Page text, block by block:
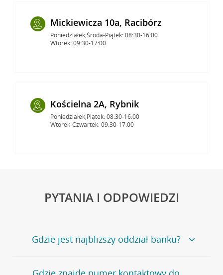
Mickiewicza 10a, Racibórz
Poniedziałek,Środa-Piątek: 08:30-16:00
Wtorek: 09:30-17:00
Kościelna 2A, Rybnik
Poniedziałek,Piątek: 08:30-16:00
Wtorek-Czwartek: 09:30-17:00
PYTANIA I ODPOWIEDZI
Gdzie jest najbliższy oddział banku?
Jeśli szukasz oddziału naszego banku, zapraszamy na